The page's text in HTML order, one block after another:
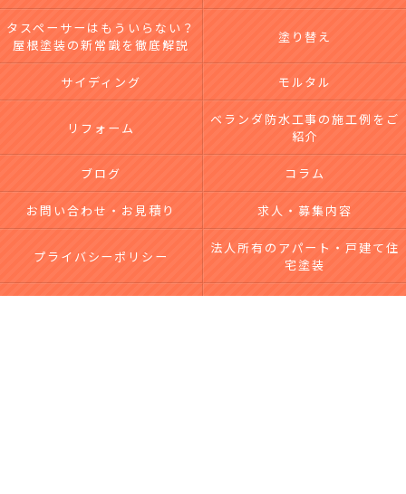
タスペーサーはもういらない？
屋根塗装の新常識を徹底解説
塗り替え
サイディング モルタル
リフォーム
ベランダ防水工事の施工例をご
紹介
ブログ コラム
お問い合わせ・お見積り 求人・募集内容
プライバシーポリシー
法人所有のアパート・戸建て住
宅塗装
台風による屋根・外壁被害｜無